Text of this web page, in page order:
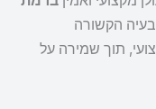
בעיה הקשורה
תוך שמירה על